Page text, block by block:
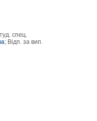
спец.
; Відп. за вип.